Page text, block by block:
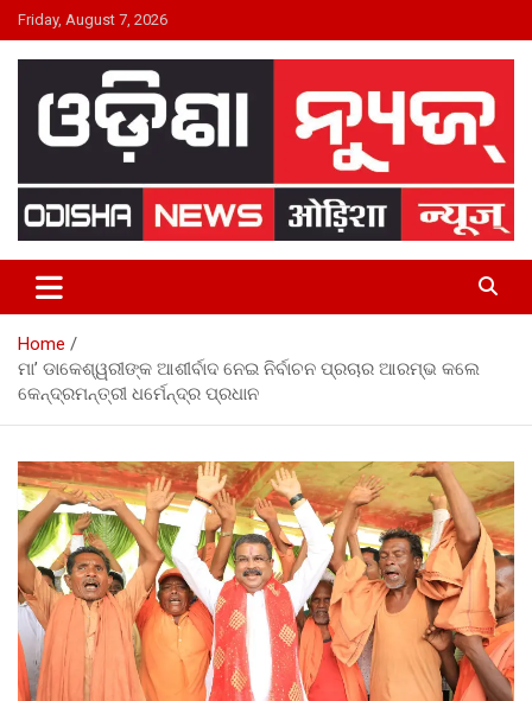
Skip
to
content
Friday, August 7, 2026
ODISHA NEWS
Home
ମା’ ଡାକେଶ୍ୱରୀଙ୍କ ଆଶୀର୍ବାଦ ନେଇ ନିର୍ବାଚନ ପ୍ରଚାର ଆରମ୍ଭ କଲେ
କେନ୍ଦ୍ରମନ୍ତ୍ରୀ ଧର୍ମେନ୍ଦ୍ର ପ୍ରଧାନ